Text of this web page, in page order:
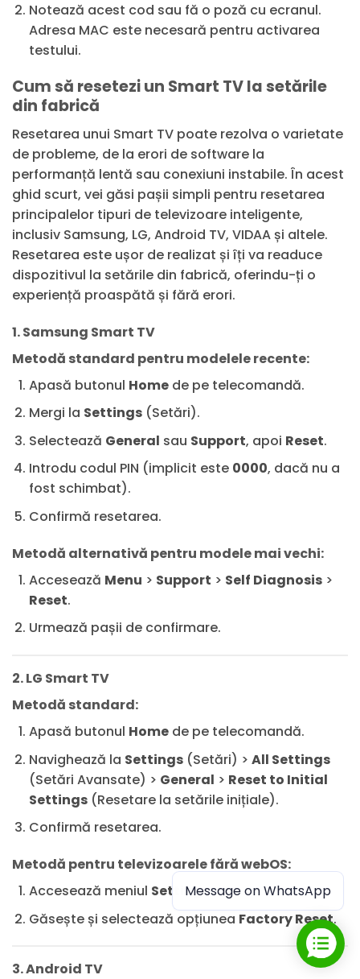
Notează acest cod sau fă o poză cu ecranul.
Adresa MAC este necesară pentru activarea
testului.
Cum să resetezi un Smart TV la setările
din fabrică
Resetarea unui Smart TV poate rezolva o varietate
de probleme, de la erori de software la
performanță lentă sau conexiuni instabile. În acest
ghid scurt, vei găsi pașii simpli pentru resetarea
principalelor tipuri de televizoare inteligente,
inclusiv Samsung, LG, Android TV, VIDAA și altele.
Resetarea este ușor de realizat și îți va readuce
dispozitivul la setările din fabrică, oferindu-ți o
experiență proaspătă și fără erori.
1. Samsung Smart TV
Metodă standard pentru modelele recente:
Apasă butonul Homede pe telecomandă.
Mergi la Settings(Setări).
Selectează General sau Support, apoi Reset.
Introdu codul PIN (implicit este 0000, dacă nu a
fost schimbat).
Confirmă resetarea.
Metodă alternativă pentru modele mai vechi:
Accesează Menu > Support > Self Diagnosis>
Reset.
Urmează pașii de confirmare.
2. LG Smart TV
Metodă standard:
Apasă butonul Homede pe telecomandă.
Navighează la Settings(Setări) > All Settings
(Setări Avansate) > General > Reset to Initial
Settings(Resetare la setările inițiale).
Confirmă resetarea.
Metodă pentru televizoarele fără webOS:
Accesează meniul Settings.
Găsește și selectează opțiunea Factory Reset.
3. Android TV
Message on WhatsApp